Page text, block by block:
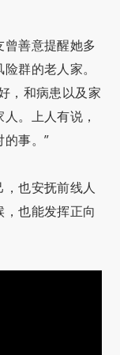
善意提醒她多
群的老人家。
，和病患以及家
。上人有说，
事。”
也安抚前线人
也能发挥正向